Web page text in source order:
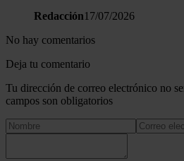
Redacción17/07/2026
No hay comentarios
Deja tu comentario
Tu dirección de correo electrónico no
campos son obligatorios